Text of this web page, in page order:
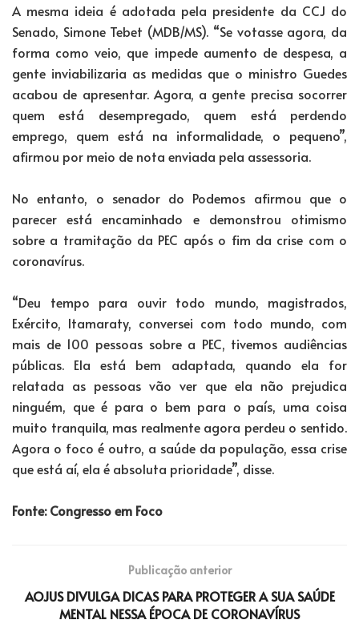
A mesma ideia é adotada pela presidente da CCJ do
Senado, Simone Tebet (MDB/MS). “Se votasse agora, da
forma como veio, que impede aumento de despesa, a
gente inviabilizaria as medidas que o ministro Guedes
acabou de apresentar. Agora, a gente precisa socorrer
quem está desempregado, quem está perdendo
emprego, quem está na informalidade, o pequeno”,
afirmou por meio de nota enviada pela assessoria.
No entanto, o senador do Podemos afirmou que o
parecer está encaminhado e demonstrou otimismo
sobre a tramitação da PEC após o fim da crise com o
coronavírus.
“Deu tempo para ouvir todo mundo, magistrados,
Exército, Itamaraty, conversei com todo mundo, com
mais de 100 pessoas sobre a PEC, tivemos audiências
públicas. Ela está bem adaptada, quando ela for
relatada as pessoas vão ver que ela não prejudica
ninguém, que é para o bem para o país, uma coisa
muito tranquila, mas realmente agora perdeu o sentido.
Agora o foco é outro, a saúde da população, essa crise
que está aí, ela é absoluta prioridade”, disse.
Fonte: Congresso em Foco
Publicação anterior
AOJUS DIVULGA DICAS PARA PROTEGER A SUA SAÚDE
MENTAL NESSA ÉPOCA DE CORONAVÍRUS